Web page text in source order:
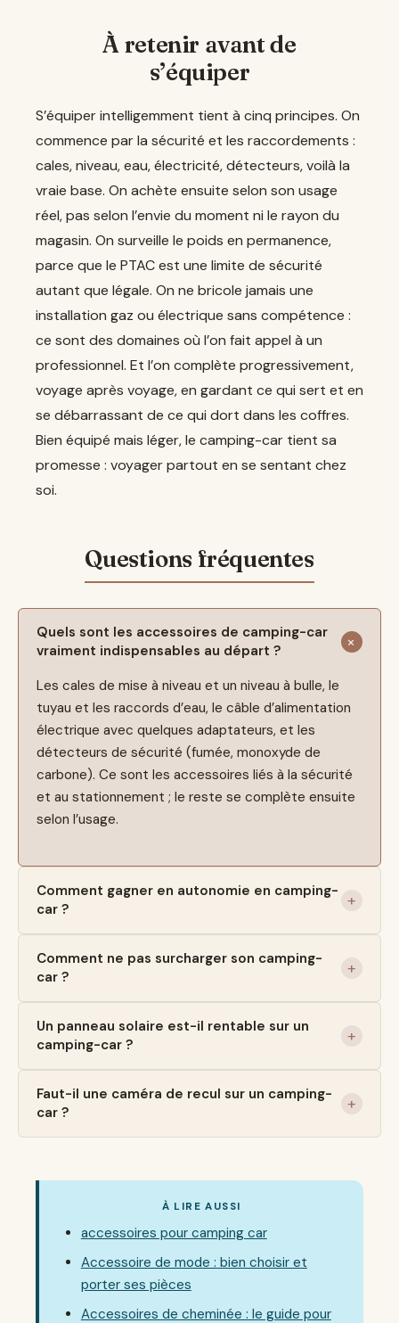
À retenir avant de
s’équiper
S’équiper intelligemment tient à cinq principes. On
commence par la sécurité et les raccordements :
cales, niveau, eau, électricité, détecteurs, voilà la
vraie base. On achète ensuite selon son usage
réel, pas selon l’envie du moment ni le rayon du
magasin. On surveille le poids en permanence,
parce que le PTAC est une limite de sécurité
autant que légale. On ne bricole jamais une
installation gaz ou électrique sans compétence :
ce sont des domaines où l’on fait appel à un
professionnel. Et l’on complète progressivement,
voyage après voyage, en gardant ce qui sert et en
se débarrassant de ce qui dort dans les coffres.
Bien équipé mais léger, le camping-car tient sa
promesse : voyager partout en se sentant chez
soi.
Quels sont les accessoires de camping-car
vraiment indispensables au départ ?
Les cales de mise à niveau et un niveau à bulle, le
tuyau et les raccords d’eau, le câble d’alimentation
électrique avec quelques adaptateurs, et les
détecteurs de sécurité (fumée, monoxyde de
carbone). Ce sont les accessoires liés à la sécurité
et au stationnement ; le reste se complète ensuite
selon l’usage.
Comment gagner en autonomie en camping-
car ?
Comment ne pas surcharger son camping-
car ?
Un panneau solaire est-il rentable sur un
camping-car ?
Faut-il une caméra de recul sur un camping-
car ?
À LIRE AUSSI
accessoires pour camping car
Accessoire de mode : bien choisir et
porter ses pièces
Accessoires de cheminée : le guide pour